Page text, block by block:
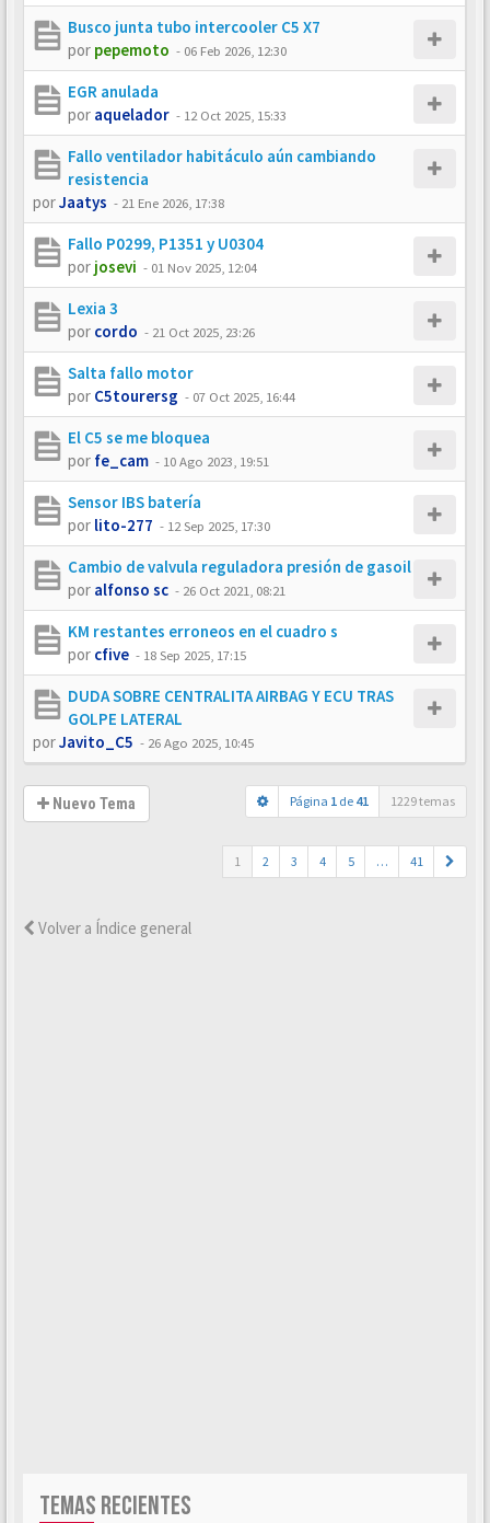
Busco junta tubo intercooler C5 X7
por pepemoto - 06 Feb 2026, 12:30
EGR anulada
por aquelador - 12 Oct 2025, 15:33
Fallo ventilador habitáculo aún cambiando
resistencia
porJaatys - 21 Ene 2026, 17:38
Fallo P0299, P1351 y U0304
por josevi - 01 Nov 2025, 12:04
Lexia 3
por cordo - 21 Oct 2025, 23:26
Salta fallo motor
por C5tourersg - 07 Oct 2025, 16:44
El C5 se me bloquea
por fe_cam - 10 Ago 2023, 19:51
Sensor IBS batería
por lito-277 - 12 Sep 2025, 17:30
Cambio de valvula reguladora presión de gasoil
por alfonso sc - 26 Oct 2021, 08:21
KM restantes erroneos en el cuadro s
por cfive - 18 Sep 2025, 17:15
DUDA SOBRE CENTRALITA AIRBAG Y ECU TRAS
GOLPE LATERAL
porJavito_C5 - 26 Ago 2025, 10:45
Nuevo Tema Página 1 de 41 1229 temas
1 2 3 4 5 … 41
Volver a Índice general
TEMAS RECIENTES